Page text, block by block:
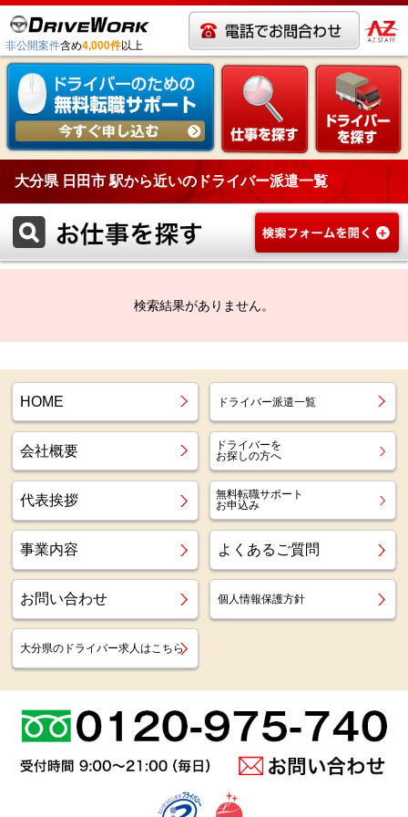
非公開案件含め4,000件以上
大分県 日田市 駅から近いのドライバー派遣一覧
検索結果がありません。
HOME ドライバー派遣一覧
会社概要
ドライバーを
お探しの方へ
代表挨拶
無料転職サポート
お申込み
事業内容 よくあるご質問
お問い合わせ 個人情報保護方針
大分県のドライバー求人はこちら